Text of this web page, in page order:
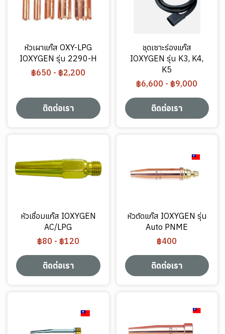
หัวเผาแก๊ส OXY-LPG
IOXYGEN รุ่น 2290-H
฿650 - ฿2,200
ติดต่อเรา
ชุดเซาะร่องแก๊ส
IOXYGEN รุ่น K3, K4,
K5
฿6,600 - ฿9,000
ติดต่อเรา
หัวเชื่อมแก๊ส IOXYGEN
AC/LPG
฿80 - ฿120
ติดต่อเรา
หัวตัดแก๊ส IOXYGEN รุ่น
Auto PNME
฿400
ติดต่อเรา